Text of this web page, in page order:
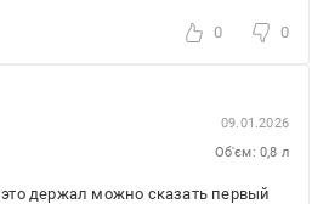
0 0
09.01.2026
Об'єм: 0,8 л
держал можно сказать первый